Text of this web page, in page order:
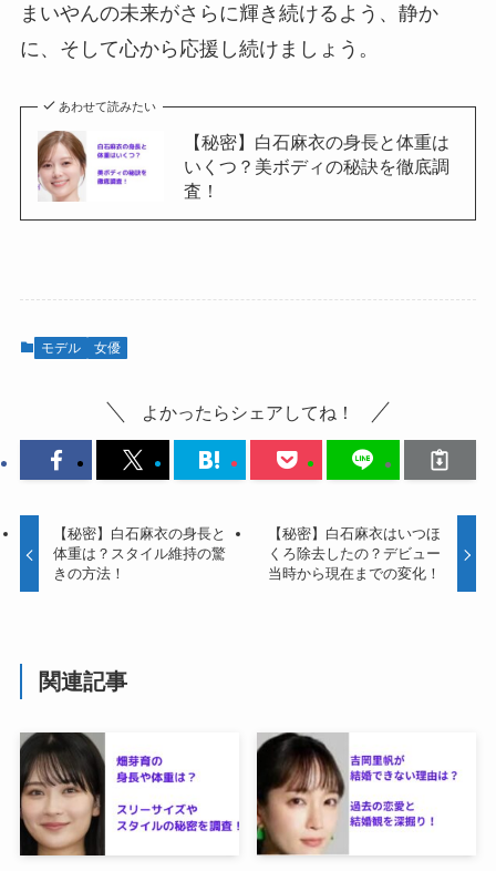
まいやんの未来がさらに輝き続けるよう、静か
に、そして心から応援し続けましょう。
あわせて読みたい
【秘密】白石麻衣の身長と体重は
いくつ？美ボディの秘訣を徹底調
査！
モデル 女優
よかったらシェアしてね！
【秘密】白石麻衣の身長と
体重は？スタイル維持の驚
きの方法！
【秘密】白石麻衣はいつほ
くろ除去したの？デビュー
当時から現在までの変化！
関連記事